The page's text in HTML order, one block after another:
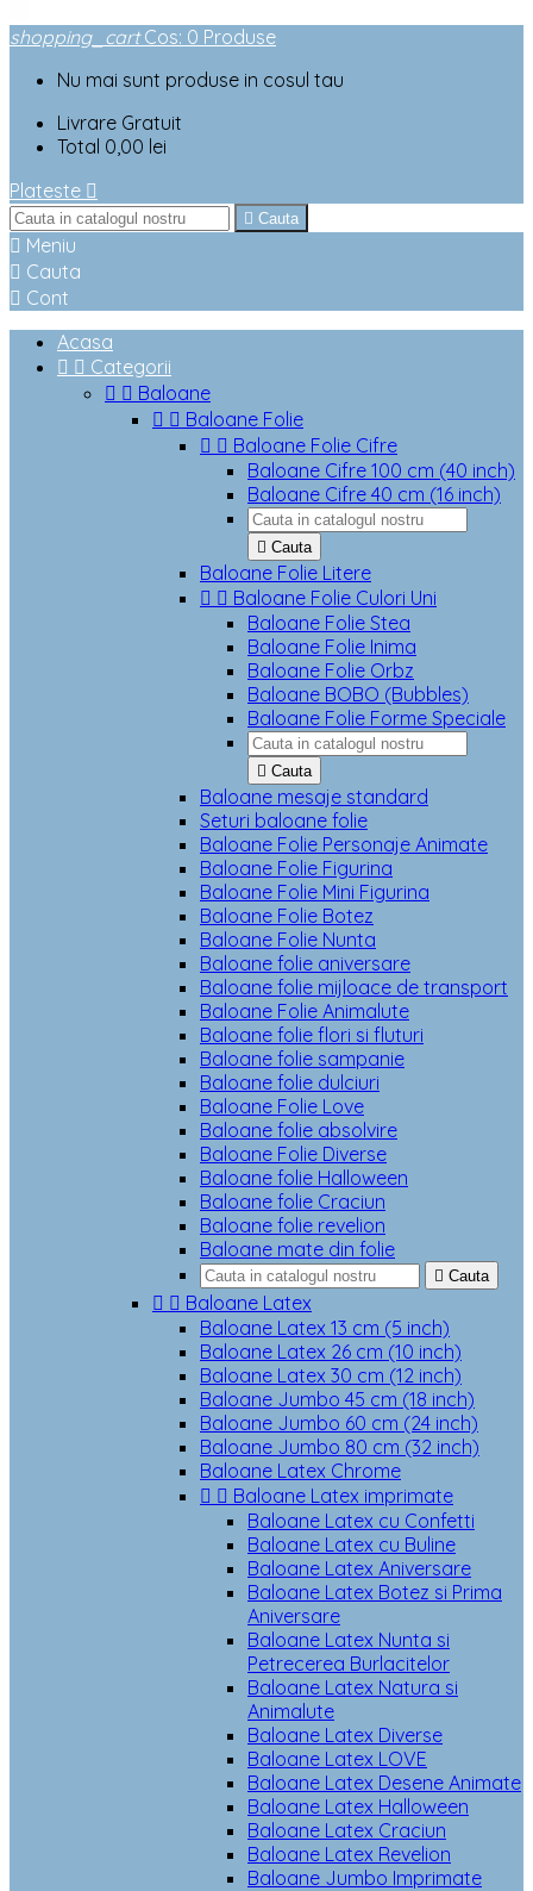
shopping_cart Cos: 0 Produse
Nu mai sunt produse in cosul tau
Livrare Gratuit
Total 0,00 lei
Plateste 
 Cauta
 Meniu
 Cauta
 Cont
Acasa
  Categorii
  Baloane
  Baloane Folie
  Baloane Folie Cifre
Baloane Cifre 100 cm (40 inch)
Baloane Cifre 40 cm (16 inch)
 Cauta
Baloane Folie Litere
  Baloane Folie Culori Uni
Baloane Folie Stea
Baloane Folie Inima
Baloane Folie Orbz
Baloane BOBO (Bubbles)
Baloane Folie Forme Speciale
 Cauta
Baloane mesaje standard
Seturi baloane folie
Baloane Folie Personaje Animate
Baloane Folie Figurina
Baloane Folie Mini Figurina
Baloane Folie Botez
Baloane Folie Nunta
Baloane folie aniversare
Baloane folie mijloace de transport
Baloane Folie Animalute
Baloane folie flori si fluturi
Baloane folie sampanie
Baloane folie dulciuri
Baloane Folie Love
Baloane folie absolvire
Baloane Folie Diverse
Baloane folie Halloween
Baloane folie Craciun
Baloane folie revelion
Baloane mate din folie
 Cauta
  Baloane Latex
Baloane Latex 13 cm (5 inch)
Baloane Latex 26 cm (10 inch)
Baloane Latex 30 cm (12 inch)
Baloane Jumbo 45 cm (18 inch)
Baloane Jumbo 60 cm (24 inch)
Baloane Jumbo 80 cm (32 inch)
Baloane Latex Chrome
  Baloane Latex imprimate
Baloane Latex cu Confetti
Baloane Latex cu Buline
Baloane Latex Aniversare
Baloane Latex Botez si Prima
Aniversare
Baloane Latex Nunta si
Petrecerea Burlacitelor
Baloane Latex Natura si
Animalute
Baloane Latex Diverse
Baloane Latex LOVE
Baloane Latex Desene Animate
Baloane Latex Halloween
Baloane Latex Craciun
Baloane Latex Revelion
Baloane Jumbo Imprimate